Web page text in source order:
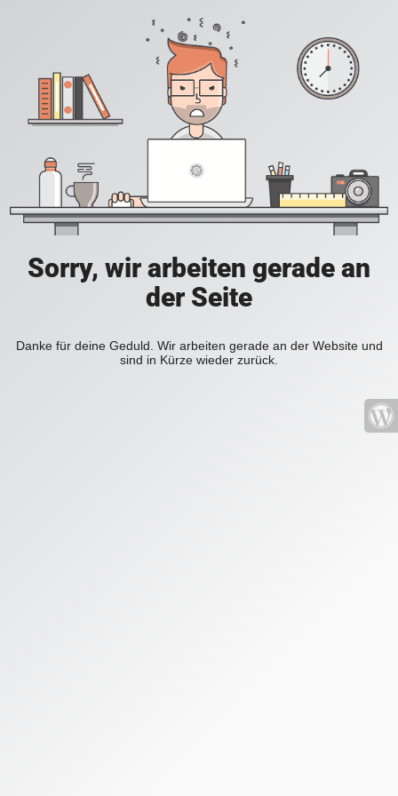
Sorry, wir arbeiten gerade an
der Seite
Danke für deine Geduld. Wir arbeiten gerade an der Website und
sind in Kürze wieder zurück.